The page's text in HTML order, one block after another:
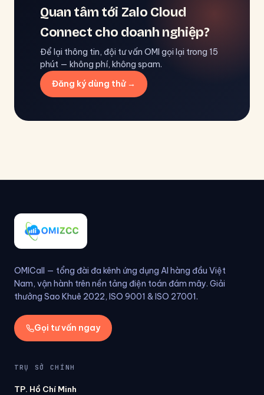
Quan tâm tới Zalo Cloud
Connect cho doanh nghiệp?
Để lại thông tin, đội tư vấn OMI gọi lại trong 15
phút — không phí, không spam.
Đăng ký dùng thử →
OMICall — tổng đài đa kênh ứng dụng AI hàng đầu Việt
Nam, vận hành trên nền tảng điện toán đám mây. Giải
thưởng Sao Khuê 2022, ISO 9001 & ISO 27001.
Gọi tư vấn ngay
TRỤ SỞ CHÍNH
TP. Hồ Chí Minh